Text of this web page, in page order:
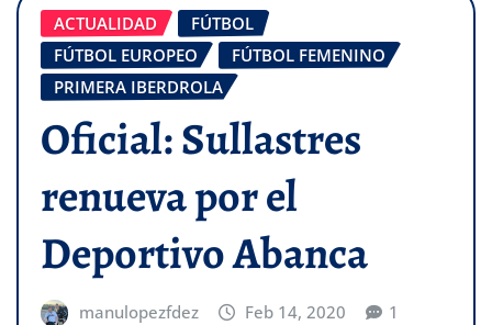
ACTUALIDAD
FÚTBOL
FÚTBOL EUROPEO
FÚTBOL FEMENINO
PRIMERA IBERDROLA
Oficial: Sullastres
renueva por el
Deportivo Abanca
manulopezfdez Feb 14, 2020 1